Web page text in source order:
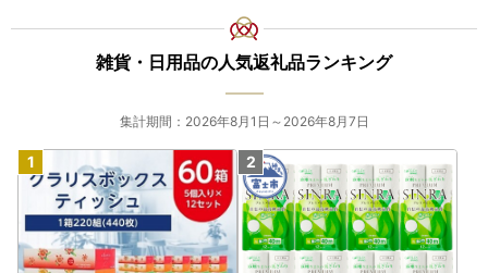
雑貨・日用品の人気返礼品ランキング
集計期間：2026年8月1日～2026年8月7日